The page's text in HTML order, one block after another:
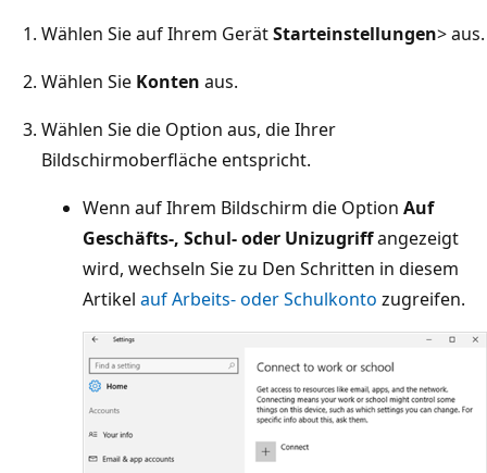
Wählen Sie auf Ihrem GerätStarteinstellungen> aus.
Wählen Sie Konten aus.
Wählen Sie die Option aus, die Ihrer
Bildschirmoberfläche entspricht.
Wenn auf Ihrem Bildschirm die Option Auf
Geschäfts-, Schul- oder Unizugriffangezeigt
wird, wechseln Sie zu Den Schritten in diesem
Artikel auf Arbeits- oder Schulkonto zugreifen.